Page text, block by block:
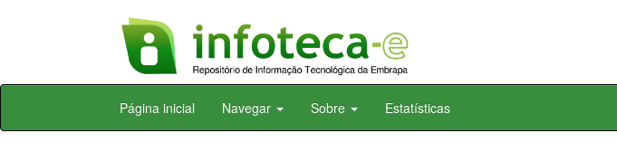
Skip
Página inicial Navegar Sobre Estatísticas